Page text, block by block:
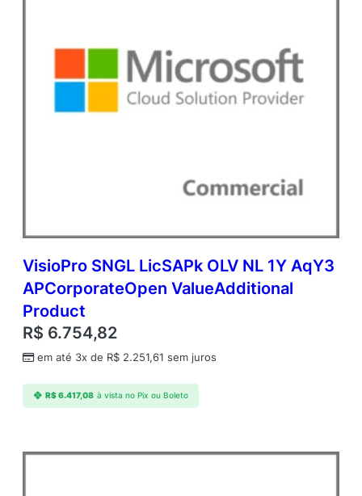
VisioPro SNGL LicSAPk OLV NL 1Y AqY3
APCorporateOpen ValueAdditional
Product
R$ 6.754,82
em até 3x de R$ 2.251,61 sem juros
R$6.417,08 à vista no Pix ou Boleto